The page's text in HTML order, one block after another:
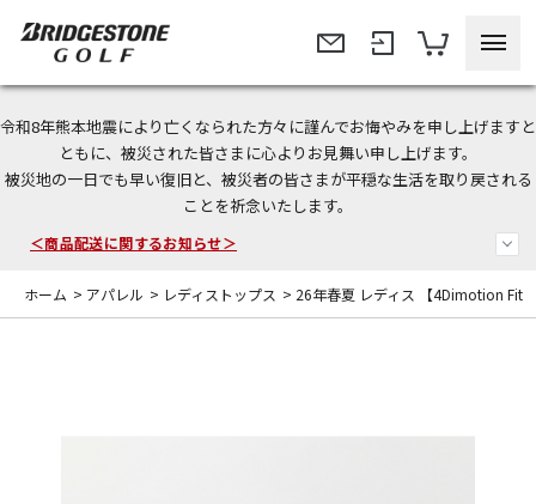
令和8年熊本地震により亡くなられた方々に謹んでお悔やみを申し上げますと
ともに、被災された皆さまに心よりお見舞い申し上げます。
被災地の一日でも早い復旧と、被災者の皆さまが平穏な生活を取り戻される
ことを祈念いたします。
今なら新規会員登録で1,000円OFFクーポンプレゼント！
＜商品配送に関するお知らせ＞
＜夏季休暇中のご注文・発送・お問い合わせ＞
ホーム > アパレル > レディストップス > 26年春夏 レディス 【4Dimotion Fit